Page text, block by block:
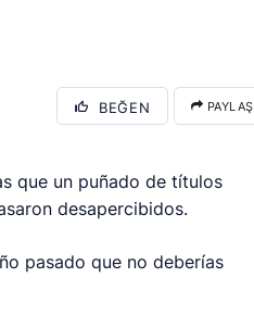
BEĞEN PAYLAŞ
que un puñado de títulos
desapercibidos.
pasado que no deberías